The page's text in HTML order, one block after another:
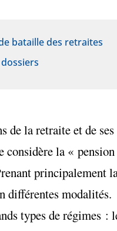
bataille des retraites
de la retraite et de
la «
principalement
différentes modalités.
types de régimes :